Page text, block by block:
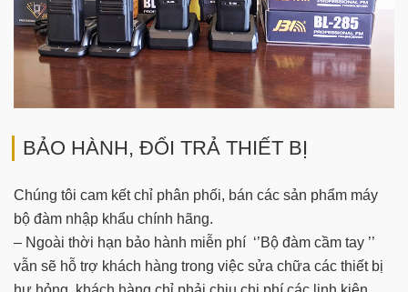
BẢO HÀNH, ĐỔI TRẢ THIẾT BỊ
Chúng tôi cam kết chỉ phân phối, bán các sản phẩm máy
bộ đàm nhập khẩu chính hãng.
– Ngoài thời hạn bảo hành miễn phí ‘’Bộ đàm cầm tay ’’
vẫn sẽ hỗ trợ khách hàng trong việc sửa chữa các thiết bị